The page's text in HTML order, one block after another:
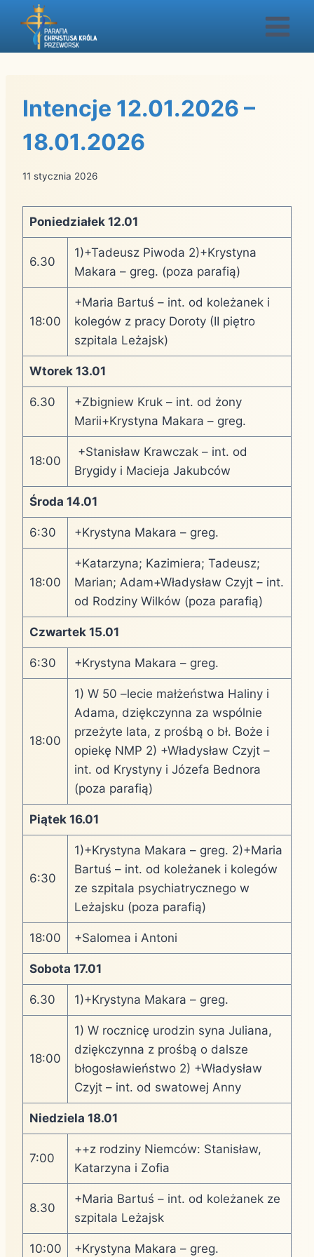
Przejdź
Intencje 12.01.2026 –
18.01.2026
11 stycznia 2026
Poniedziałek 12.01
6.30
1)+Tadeusz Piwoda 2)+Krystyna
Makara – greg. (poza parafią)
18:00
+Maria Bartuś – int. od koleżanek i
kolegów z pracy Doroty (II piętro
szpitala Leżajsk)
Wtorek 13.01
6.30
+Zbigniew Kruk – int. od żony
Marii+Krystyna Makara – greg.
18:00
+Stanisław Krawczak – int. od
Brygidy i Macieja Jakubców
Środa 14.01
6:30 +Krystyna Makara – greg.
18:00
+Katarzyna; Kazimiera; Tadeusz;
Marian; Adam+Władysław Czyjt – int.
od Rodziny Wilków (poza parafią)
Czwartek 15.01
6:30 +Krystyna Makara – greg.
18:00
1) W 50 –lecie małżeństwa Haliny i
Adama, dziękczynna za wspólnie
przeżyte lata, z prośbą o bł. Boże i
opiekę NMP 2) +Władysław Czyjt –
int. od Krystyny i Józefa Bednora
(poza parafią)
Piątek 16.01
6:30
1)+Krystyna Makara – greg. 2)+Maria
Bartuś – int. od koleżanek i kolegów
ze szpitala psychiatrycznego w
Leżajsku (poza parafią)
18:00 +Salomea i Antoni
Sobota 17.01
6.30 1)+Krystyna Makara – greg.
18:00
1) W rocznicę urodzin syna Juliana,
dziękczynna z prośbą o dalsze
błogosławieństwo 2) +Władysław
Czyjt – int. od swatowej Anny
Niedziela 18.01
7:00
++z rodziny Niemców: Stanisław,
Katarzyna i Zofia
8.30
+Maria Bartuś – int. od koleżanek ze
szpitala Leżajsk
10:00 +Krystyna Makara – greg.